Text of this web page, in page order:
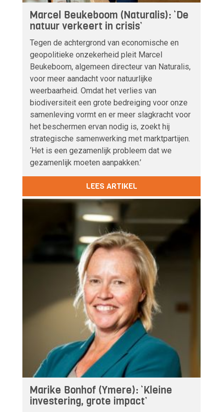
Marcel Beukeboom (Naturalis): ‘De
natuur verkeert in crisis’
Tegen de achtergrond van economische en
geopolitieke onzekerheid pleit Marcel
Beukeboom, algemeen directeur van Naturalis,
voor meer aandacht voor natuurlijke
weerbaarheid. Omdat het verlies van
biodiversiteit een grote bedreiging voor onze
samenleving vormt en er meer slagkracht voor
het beschermen ervan nodig is, zoekt hij
strategische samenwerking met marktpartijen.
‘Het is een gezamenlijk probleem dat we
gezamenlijk moeten aanpakken.’
LEES ARTIKEL
Marike Bonhof (Ymere): ‘Kleine
investering, grote impact’